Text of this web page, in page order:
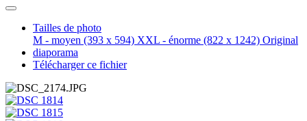
Tailles de photo
M - moyen (393 x 594) XXL - énorme (822 x 1242) Original
diaporama
Télécharger ce fichier